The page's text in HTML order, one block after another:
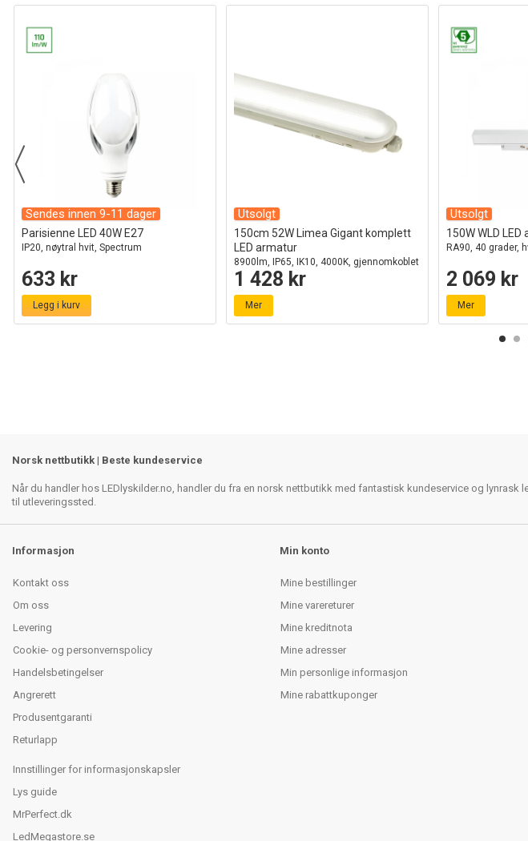
Sendes innen 9-11 dager
Parisienne LED 40W E27
IP20, nøytral hvit, Spectrum
633 kr
Legg i kurv
Utsolgt
150cm 52W Limea Gigant komplett
LED armatur
8900lm, IP65, IK10, 4000K, gjennomkoblet
1 428 kr
Mer
Utsolgt
150W WLD
RA90, 40 grader,
2 069 kr
Mer
Norsk nettbutikk | Beste kundeservice
Når du handler hos LEDlyskilder.no, handler du fra en norsk nettbutikk med fantastisk kundeservice og
til utleveringssted.
Informasjon
Kontakt oss
Om oss
Levering
Cookie- og personvernspolicy
Handelsbetingelser
Angrerett
Produsentgaranti
Returlapp
Innstillinger for informasjonskapsler
Lys guide
MrPerfect.dk
LedMegastore.se
Min konto
Mine bestillinger
Mine varereturer
Mine kreditnota
Mine adresser
Min personlige informasjon
Mine rabattkuponger